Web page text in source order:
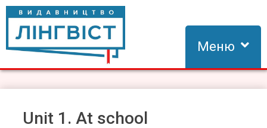
Skip
content
Видавництво Лінгвіст
Видавництво Лінгвіст – адаптація та створення видань для
Меню
Unit 1. At school